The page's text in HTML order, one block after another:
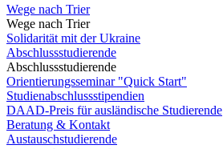
Wege nach Trier
Wege nach Trier
Solidarität mit der Ukraine
Abschlussstudierende
Abschlussstudierende
Orientierungsseminar "Quick Start"
Studienabschlussstipendien
DAAD-Preis für ausländische Studierende
Beratung & Kontakt
Austauschstudierende